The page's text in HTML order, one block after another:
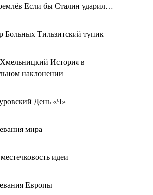
Если бы Сталин ударил…
Больных Тильзитский тупик
История в
наклонении
День «Ч»
мира
идеи
Европы